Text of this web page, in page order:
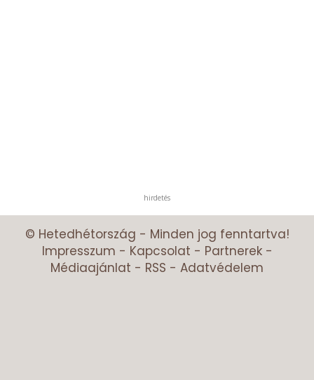
hirdetés
© Hetedhétország - Minden jog fenntartva!
Impresszum - Kapcsolat - Partnerek-
Médiaajánlat - RSS - Adatvédelem